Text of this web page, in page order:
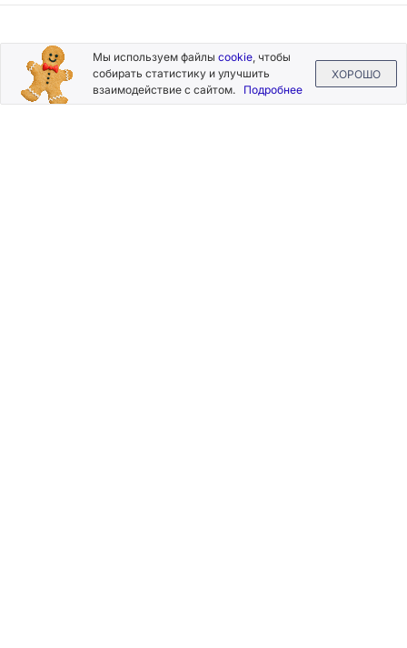
Подписывайтесь
на новости и акции
Мы используем файлы cookie, чтобы
собирать статистику и улучшить
взаимодействие с сайтом. Подробнее
ХОРОШО